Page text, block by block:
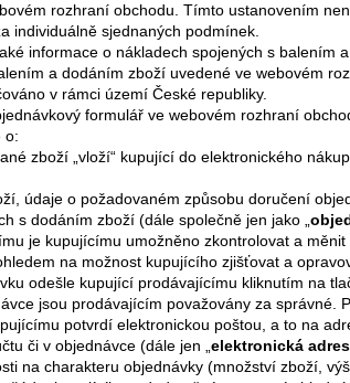
rozhraní obchodu. Tímto ustanovením
individuálně sjednaných podmínek.
informace o nákladech spojených s balením
a dodáním zboží uvedené ve webovém
v rámci území České republiky.
formulář ve webovém rozhraní
o:
zboží „vloží“ kupující do elektronického
údaje o požadovaném způsobu doručení
s dodáním zboží (dále společně jen jako „
je kupujícímu umožněno zkontrolovat a
na možnost kupujícího zjišťovat a
odešle kupující prodávajícímu kliknutím na
jsou prodávajícím považovány za správné.
potvrdí elektronickou poštou, a to na
či v objednávce (dále jen „elektronická
na charakteru objednávky (množství zboží,